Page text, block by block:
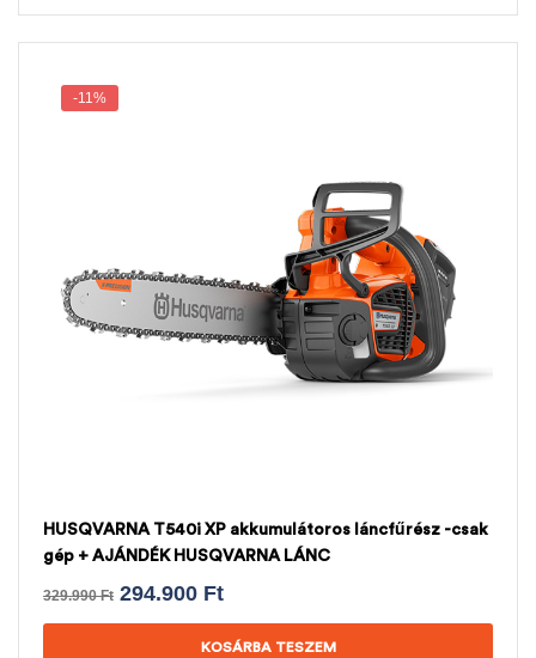
-11%
HUSQVARNA T540i XP akkumulátoros láncfűrész -csak
gép + AJÁNDÉK HUSQVARNA LÁNC
329.990Ft 294.900 Ft
KOSÁRBA TESZEM